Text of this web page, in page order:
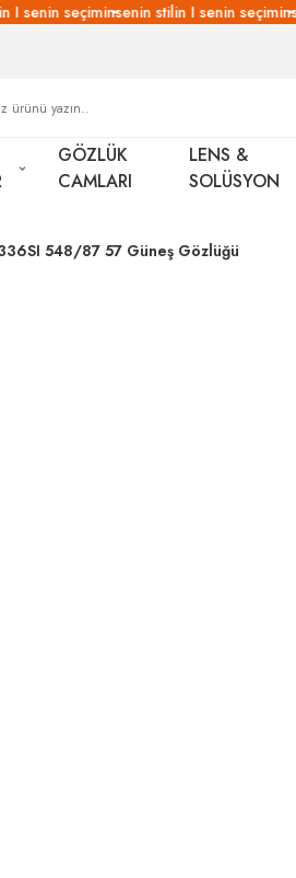
senin seçiminsenin stilin I senin seçimin
GÖZLÜK
CAMLARI
LENS &
SOLÜSYON
548/87 57 Güneş Gözlüğü